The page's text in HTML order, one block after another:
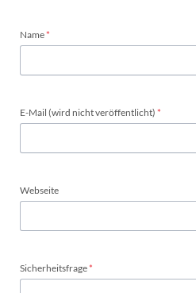
Pflichtfeld
Name*
Pflichtfeld
E-Mail (wird nicht veröffentlicht) *
Webseite
Pflichtfeld
Sicherheitsfrage*